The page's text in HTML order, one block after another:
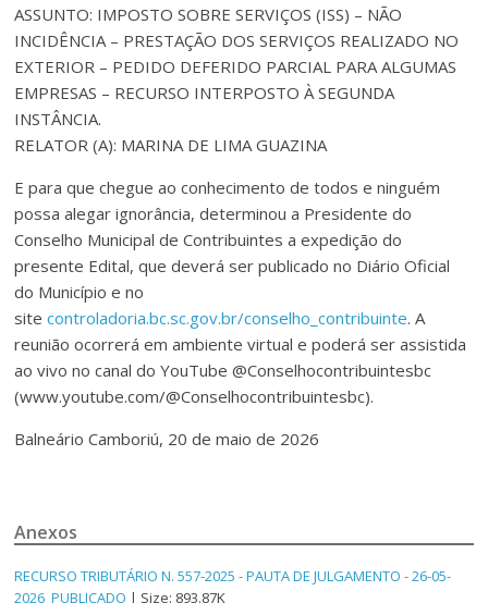
ASSUNTO: IMPOSTO SOBRE SERVIÇOS (ISS) – NÃO
INCIDÊNCIA – PRESTAÇÃO DOS SERVIÇOS REALIZADO NO
EXTERIOR – PEDIDO DEFERIDO PARCIAL PARA ALGUMAS
EMPRESAS – RECURSO INTERPOSTO À SEGUNDA
INSTÂNCIA.
RELATOR (A): MARINA DE LIMA GUAZINA
E para que chegue ao conhecimento de todos e ninguém
possa alegar ignorância, determinou a Presidente do
Conselho Municipal de Contribuintes a expedição do
presente Edital, que deverá ser publicado no Diário Oficial
do Município e no
sitecontroladoria.bc.sc.gov.br/conselho_contribuinte. A
reunião ocorrerá em ambiente virtual e poderá ser assistida
ao vivo no canal do YouTube @Conselhocontribuintesbc
(www.youtube.com/@Conselhocontribuintesbc).
Balneário Camboriú, 20 de maio de 2026
Anexos
RECURSO TRIBUTÁRIO N. 557-2025 - PAUTA DE JULGAMENTO - 26-05-
2026_PUBLICADO | Size: 893.87K